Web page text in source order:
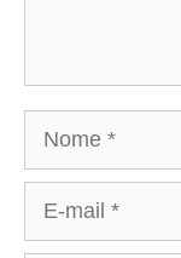
Nome
mail